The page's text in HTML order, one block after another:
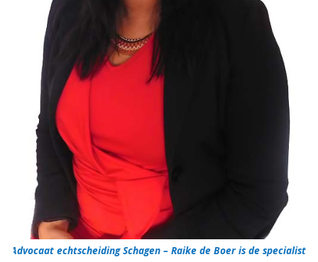
Advocaat echtscheiding Schagen – Raike de Boer is de specialist